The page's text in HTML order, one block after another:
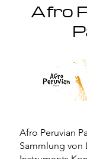
Afro
Afro Peruvian
Sammlung von